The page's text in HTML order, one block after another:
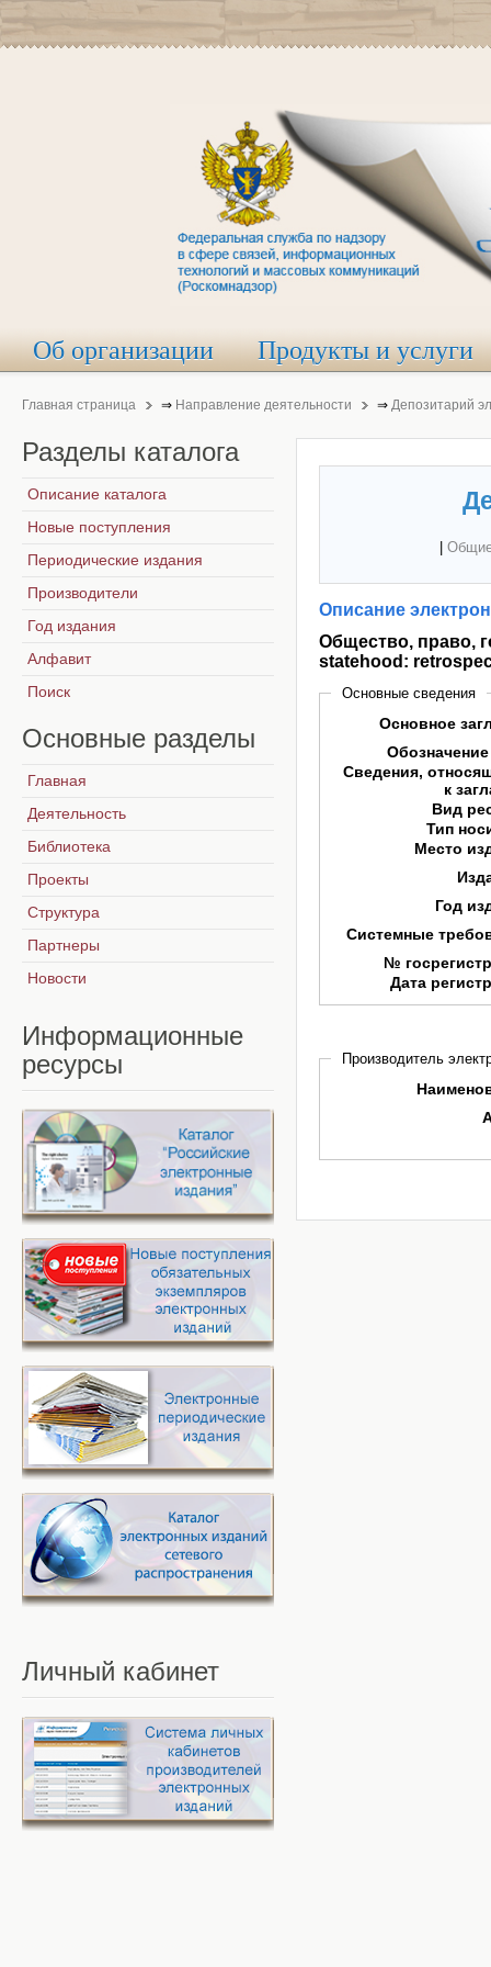
Об организации Продукты и услуги
Главная страница ⇒ Направление деятельности ⇒ Депозитарий
Описание
Общество, право,
statehood:
Основные сведения
Основное
Сведения,
к
Вид
Тип
Место
Год
Системные
№
Дата
Производитель
Разделы каталога
Описание каталога
Новые поступления
Периодические издания
Производители
Год издания
Алфавит
Поиск
Основные разделы
Главная
Деятельность
Библиотека
Проекты
Структура
Партнеры
Новости
Информационные
ресурсы
Личный кабинет